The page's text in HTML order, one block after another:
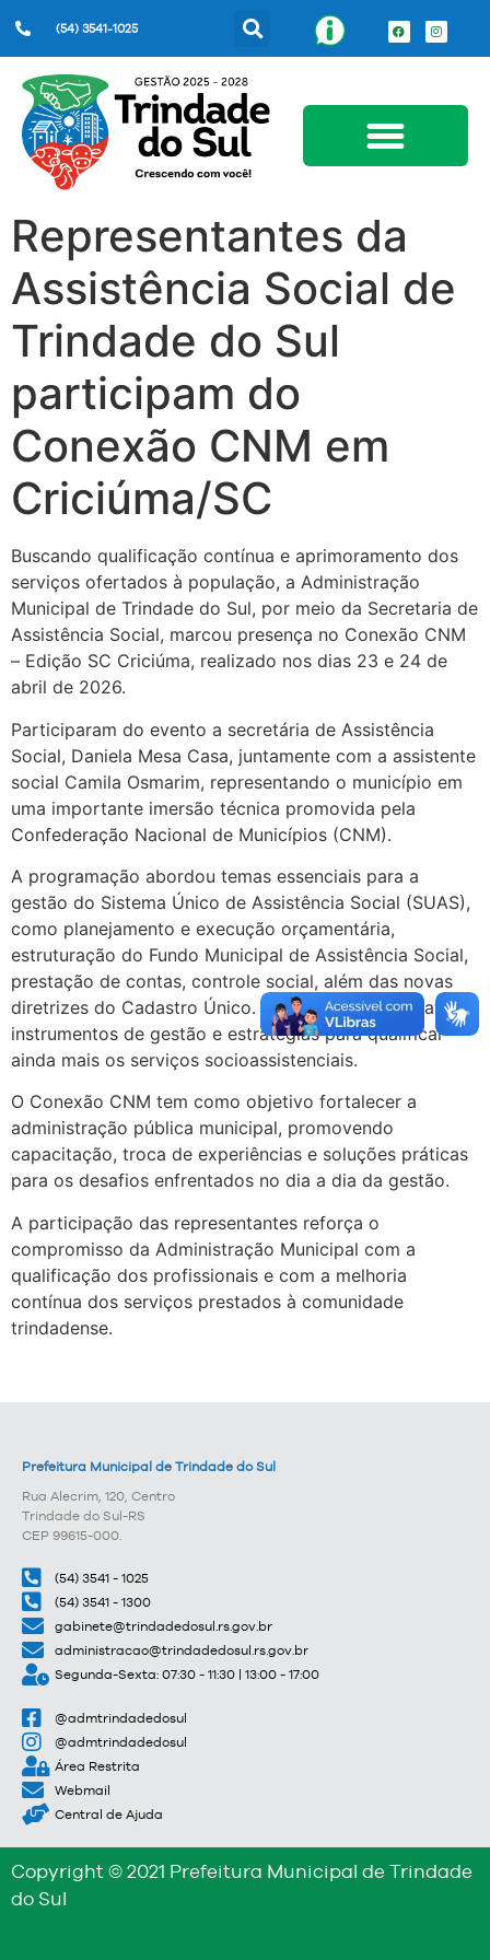
(54) 3541-1025
Representantes da
Assistência Social de
Trindade do Sul
participam do
Conexão CNM em
Criciúma/SC
Buscando qualificação contínua e aprimoramento dos
serviços ofertados à população, a Administração
Municipal de Trindade do Sul, por meio da Secretaria de
Assistência Social, marcou presença no Conexão CNM
– Edição SC Criciúma, realizado nos dias 23 e 24 de
abril de 2026.
Participaram do evento a secretária de Assistência
Social, Daniela Mesa Casa, juntamente com a assistente
social Camila Osmarim, representando o município em
uma importante imersão técnica promovida pela
Confederação Nacional de Municípios (CNM).
A programação abordou temas essenciais para a
gestão do Sistema Único de Assistência Social (SUAS),
como planejamento e execução orçamentária,
estruturação do Fundo Municipal de Assistência Social,
prestação de contas, controle social, além das novas
diretrizes do Cadastro Único. Também foram debatidos
instrumentos de gestão e estratégias para qualificar
ainda mais os serviços socioassistenciais.
O Conexão CNM tem como objetivo fortalecer a
administração pública municipal, promovendo
capacitação, troca de experiências e soluções práticas
para os desafios enfrentados no dia a dia da gestão.
A participação das representantes reforça o
compromisso da Administração Municipal com a
qualificação dos profissionais e com a melhoria
contínua dos serviços prestados à comunidade
trindadense.
Prefeitura Municipal de Trindade do Sul
Rua Alecrim, 120, Centro
Trindade do Sul-RS
CEP 99615-000.
(54) 3541 - 1025
(54) 3541 - 1300
gabinete@trindadedosul.rs.gov.br
administracao@trindadedosul.rs.gov.br
Segunda-Sexta: 07:30 - 11:30 | 13:00 - 17:00
@admtrindadedosul
@admtrindadedosul
Área Restrita
Webmail
Central de Ajuda
Copyright © 2021 Prefeitura Municipal de Trindade
do Sul